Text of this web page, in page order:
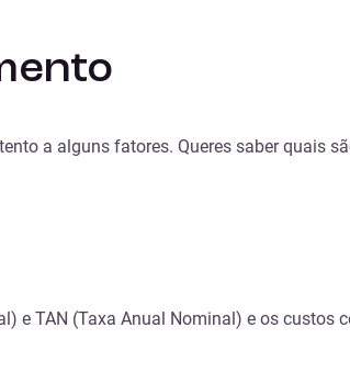
a alguns fatores. Queres saber quais
e TAN (Taxa Anual Nominal) e os custos